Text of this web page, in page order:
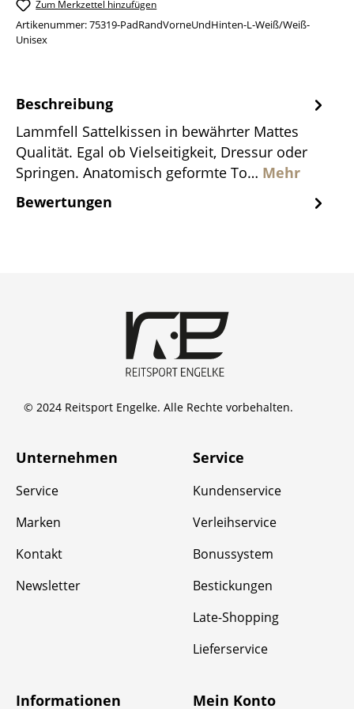
Zum Merkzettel hinzufügen
Artikenummer:75319-PadRandVorneUndHinten-L-Weiß/Weiß-
Unisex
Beschreibung
Lammfell Sattelkissen in bewährter Mattes
Qualität. Egal ob Vielseitigkeit, Dressur oder
Springen. Anatomisch geformte To… Mehr
Bewertungen
© 2024 Reitsport Engelke. Alle Rechte vorbehalten.
Unternehmen
Service
Marken
Kontakt
Newsletter
Service
Kundenservice
Verleihservice
Bonussystem
Bestickungen
Late-Shopping
Lieferservice
Informationen Mein Konto